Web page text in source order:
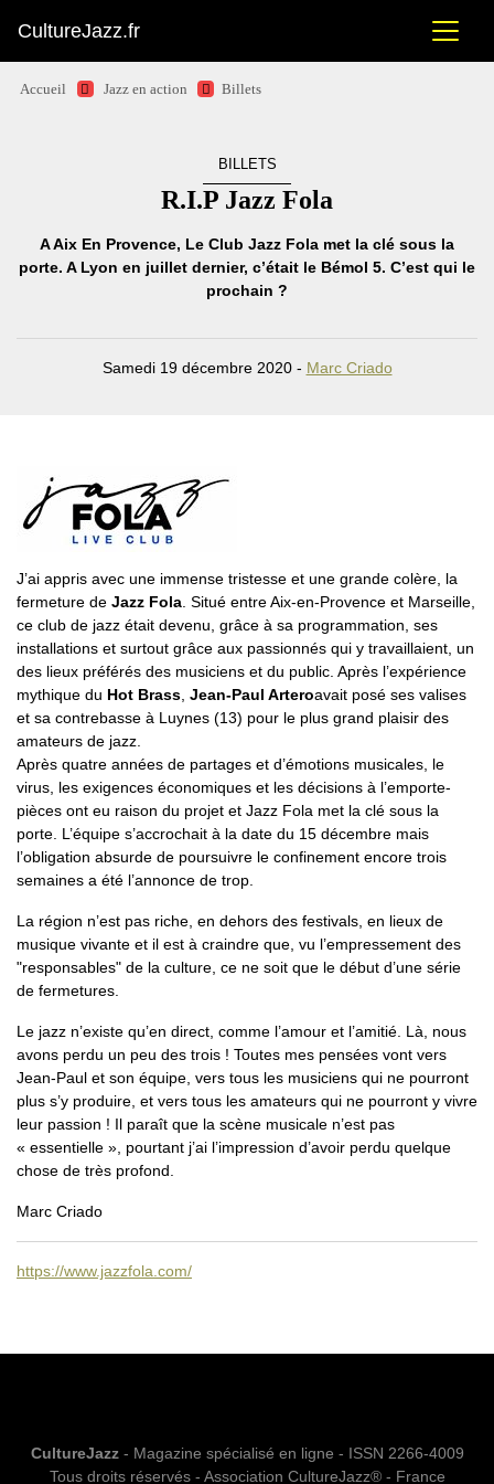
CultureJazz.fr
Accueil Jazz en action Billets
BILLETS
R.I.P Jazz Fola
A Aix En Provence, Le Club Jazz Fola met la clé sous la
porte. A Lyon en juillet dernier, c’était le Bémol 5. C’est qui le
prochain ?
Samedi 19 décembre 2020 - Marc Criado
J’ai appris avec une immense tristesse et une grande colère, la
fermeture de Jazz Fola . Situé entre Aix-en-Provence et Marseille,
ce club de jazz était devenu, grâce à sa programmation, ses
installations et surtout grâce aux passionnés qui y travaillaient, un
des lieux préférés des musiciens et du public. Après l’expérience
mythique du Hot Brass Jean-Paul Arteroavait posé ses valises
et sa contrebasse à Luynes (13) pour le plus grand plaisir des
amateurs de jazz.
Après quatre années de partages et d’émotions musicales, le
virus, les exigences économiques et les décisions à l’emporte-
pièces ont eu raison du projet et Jazz Fola met la clé sous la
porte. L’équipe s’accrochait à la date du 15 décembre mais
l’obligation absurde de poursuivre le confinement encore trois
semaines a été l’annonce de trop.
La région n’est pas riche, en dehors des festivals, en lieux de
musique vivante et il est à craindre que, vu l’empressement des
"responsables" de la culture, ce ne soit que le début d’une série
de fermetures.
Le jazz n’existe qu’en direct, comme l’amour et l’amitié. Là, nous
avons perdu un peu des trois ! Toutes mes pensées vont vers
Jean-Paul et son équipe, vers tous les musiciens qui ne pourront
plus s’y produire, et vers tous les amateurs qui ne pourront y vivre
leur passion ! Il paraît que la scène musicale n’est pas
« essentielle », pourtant j’ai l’impression d’avoir perdu quelque
chose de très profond.
Marc Criado
https://www.jazzfola.com/
CultureJazz- Magazine spécialisé en ligne - ISSN 2266-4009
Tous droits réservés - Association CultureJazz® - France